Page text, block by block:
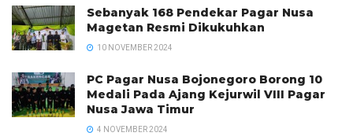
Sebanyak 168 Pendekar Pagar Nusa
Magetan Resmi Dikukuhkan
10 NOVEMBER 2024
PC Pagar Nusa Bojonegoro Borong 10
Medali Pada Ajang Kejurwil VIII Pagar
Nusa Jawa Timur
4 NOVEMBER 2024